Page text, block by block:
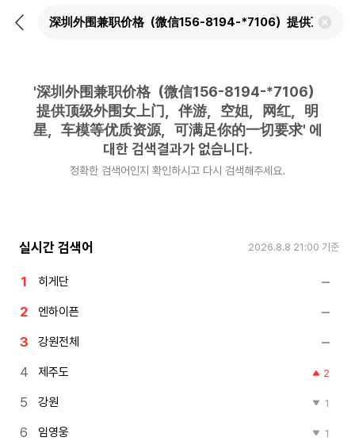
뒤
검
'深圳外围兼职价格（微信156-8194-*7106）
提供顶级外围女上门，伴游，空姐，网红，明
星，车模等优质资源，可满足你的一切要求' 에
대한 검색결과가 없습니다.
정확한 검색어인지 확인하시고 다시 검색해주세요.
실시간 검색어 2026.8.8 21:00 기준
히게단
엔하이픈
강원전체
제주도 2
강원 1
임영웅 1